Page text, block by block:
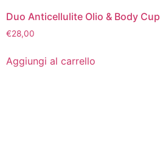
Duo Anticellulite Olio & Body Cup
€28,00
Aggiungi al carrello